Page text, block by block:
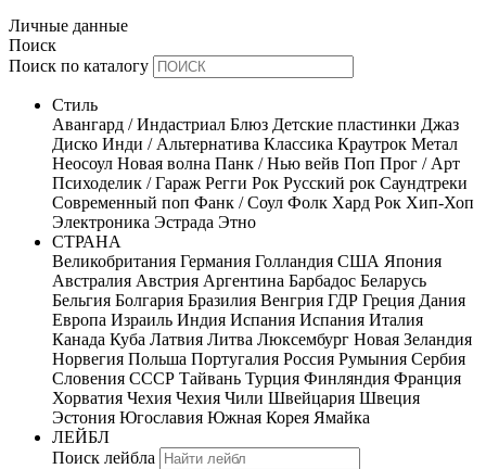
Личные данные
Поиск
Поиск по каталогу
Стиль
Авангард / Индастриал Блюз Детские пластинки Джаз
Диско Инди / Альтернатива Классика Краутрок Метал
Неосоул Новая волна Панк / Нью вейв Поп Прог / Арт
Психоделик / Гараж Регги Рок Русский рок Саундтреки
Современный поп Фанк / Соул Фолк Хард Рок Хип-Хоп
Электроника Эстрада Этно
СТРАНА
Великобритания Германия Голландия США Япония
Австралия Австрия Аргентина Барбадос Беларусь
Бельгия Болгария Бразилия Венгрия ГДР Греция Дания
Европа Израиль Индия Испания Испания Италия
Канада Куба Латвия Литва Люксембург Новая Зеландия
Норвегия Польша Португалия Россия Румыния Сербия
Словения СССР Тайвань Турция Финляндия Франция
Хорватия Чехия Чехия Чили Швейцария Швеция
Эстония Югославия Южная Корея Ямайка
ЛЕЙБЛ
Поиск лейбла